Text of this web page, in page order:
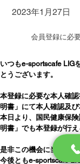
2023年1月27日
会員登録に必
いつもe-sportscafe LIG
とうございます。
本登録に必要な本人確
明書」にて本人確認及
本日より、国民健康保
明書」でも本登録が行え
是非この機会に当店をご
今後ともe-sportscafe